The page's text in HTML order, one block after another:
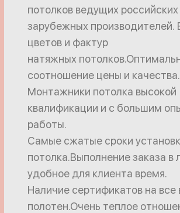
потолков ведущих российских
зарубежных производителей.
цветов и фактур
натяжных
соотношение цены и качества.
Монтажники потолка высокой
квалификации и с большим
работы.
Самые сжатые сроки
потолка.Выполнение заказа в
удобное для клиента время.
Наличие сертификатов на все
полотен.Очень теплое